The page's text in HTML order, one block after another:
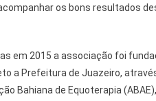
os bons resultados
em 2015 a associação foi
a Prefeitura de Juazeiro,
Bahiana de Equoterapia